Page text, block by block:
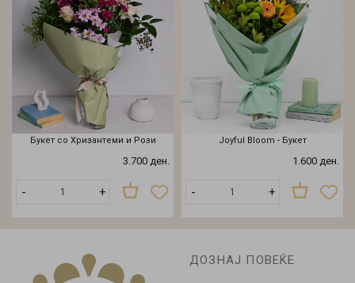
Букет со Хризантеми и Рози
3.700 ден.
- +
Joyful Bloom - Букет
1.600 ден.
- +
ДОЗНАЈ ПОВЕЌЕ